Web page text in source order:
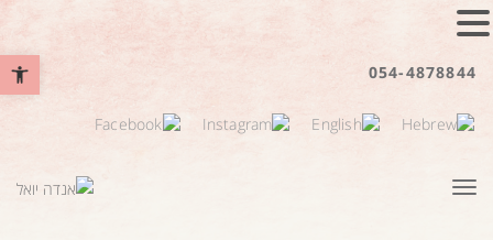
פתח סרגל 054-4878844
תפריט